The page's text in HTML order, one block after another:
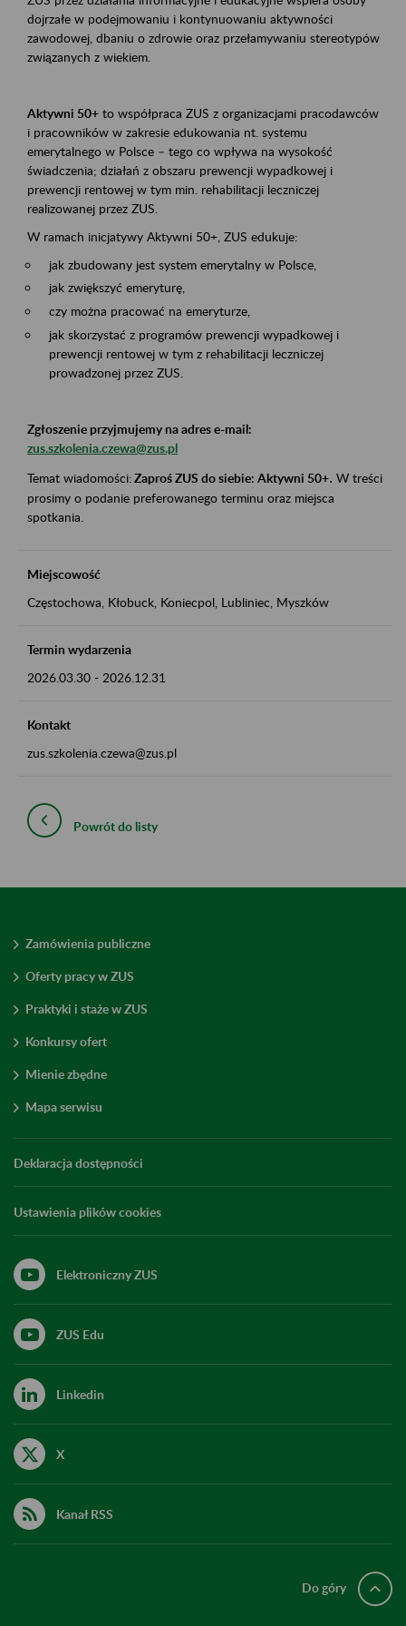
dojrzałe w podejmowaniu i kontynuowaniu aktywności
zawodowej, dbaniu o zdrowie oraz przełamywaniu stereotypów
związanych z wiekiem.
Aktywni 50+ to współpraca ZUS z organizacjami pracodawców
i pracowników w zakresie edukowania nt. systemu
emerytalnego w Polsce – tego co wpływa na wysokość
świadczenia; działań z obszaru prewencji wypadkowej i
prewencji rentowej w tym min. rehabilitacji leczniczej
realizowanej przez ZUS.
W ramach inicjatywy Aktywni 50+, ZUS edukuje:
jak zbudowany jest system emerytalny w Polsce,
jak zwiększyć emeryturę,
czy można pracować na emeryturze,
jak skorzystać z programów prewencji wypadkowej i
prewencji rentowej w tym z rehabilitacji leczniczej
prowadzonej przez ZUS.
Zgłoszenie przyjmujemy na adres e-mail:
zus.szkolenia.czewa@zus.pl
Temat wiadomości:Zaproś ZUS do siebie: Aktywni 50+. W treści
prosimy o podanie preferowanego terminu oraz miejsca
spotkania.
Miejscowość
Częstochowa, Kłobuck, Koniecpol, Lubliniec, Myszków
Termin wydarzenia
2026.03.30 - 2026.12.31
Kontakt
zus.szkolenia.czewa@zus.pl
Powrót do listy
Zamówienia publiczne
Oferty pracy w ZUS
Praktyki i staże w ZUS
Konkursy ofert
Mienie zbędne
Mapa serwisu
Deklaracja dostępności
Ustawienia plików cookies
Elektroniczny ZUS
ZUS Edu
Linkedin
X
Kanał RSS
Do góry